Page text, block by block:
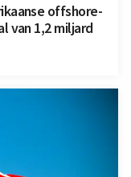
offshore-
van 1,2 miljard